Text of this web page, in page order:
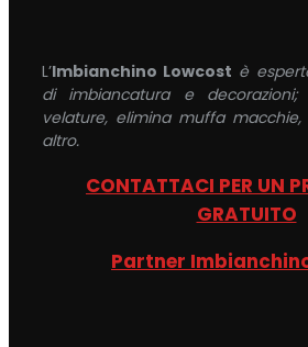
L’Imbianchino Lowcost è
di imbiancatura e decorazioni;
velature, elimina muffa
altro.
CONTATTACI PER UN
GRATUITO
Partner